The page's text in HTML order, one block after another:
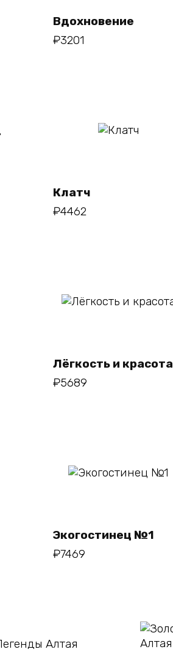
Вдохновение
₽3201
Клатч
₽4462
Лёгкость и красота
₽5689
Экогостинец №1
₽7469